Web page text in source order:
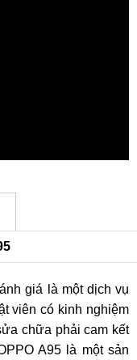
giá là một dịch vụ
viên có kinh nghiệm
chữa phải cam kết
A95 là một sản